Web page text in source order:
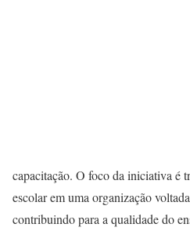
capacitação. O foco da iniciativa é
escolar em uma organização
contribuindo para a qualidade do